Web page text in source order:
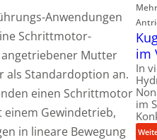
Anwendungen
Schrittmotor-
Mutter
als Standardoption an.
einen Schrittmotor
Gewindetrieb,
in lineare Bewegung
im
In
im